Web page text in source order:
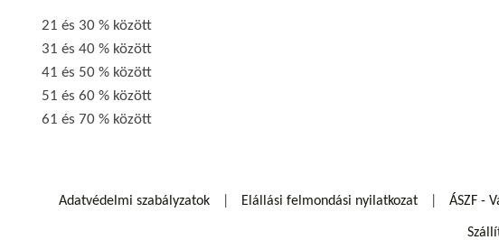
21 és 30 % között
31 és 40 % között
41 és 50 % között
51 és 60 % között
61 és 70 % között
Adatvédelmi szabályzatok Elállási felmondási nyilatkozat ÁSZF -